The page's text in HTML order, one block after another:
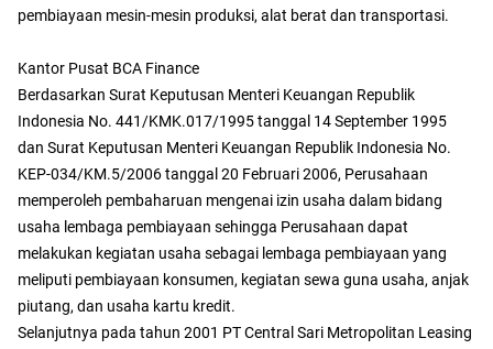
pembiayaan mesin-mesin produksi, alat berat dan transportasi.
Kantor Pusat BCA Finance
Berdasarkan Surat Keputusan Menteri Keuangan Republik
Indonesia No. 441/KMK.017/1995 tanggal 14 September 1995
dan Surat Keputusan Menteri Keuangan Republik Indonesia No.
KEP-034/KM.5/2006 tanggal 20 Februari 2006, Perusahaan
memperoleh pembaharuan mengenai izin usaha dalam bidang
usaha lembaga pembiayaan sehingga Perusahaan dapat
melakukan kegiatan usaha sebagai lembaga pembiayaan yang
meliputi pembiayaan konsumen, kegiatan sewa guna usaha, anjak
piutang, dan usaha kartu kredit.
Selanjutnya pada tahun 2001 PT Central Sari Metropolitan Leasing